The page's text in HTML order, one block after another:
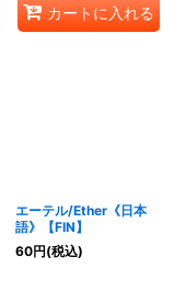
カートに入れる
エーテル/Ether《日本
語》【FIN】
60円(税込)